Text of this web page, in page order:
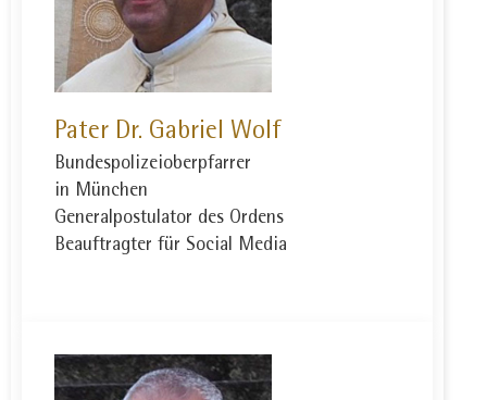
Pater Dr. Gabriel Wolf
Bundespolizeioberpfarrer
in München
Generalpostulator des Ordens
Beauftragter für Social Media